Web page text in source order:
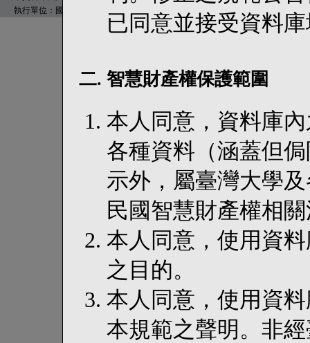
執行單位：國立臺灣大學法律學院 Designed by
國立臺灣大學數位人文研究中心
已同意並接受資料
二. 智慧財產權保護範圍
本人同意，資料庫
各種資料（涵蓋但
示外，屬臺灣大學
民國智慧財產權相
本人同意，使用資
之目的。
本人同意，使用資
本規範之聲明。非